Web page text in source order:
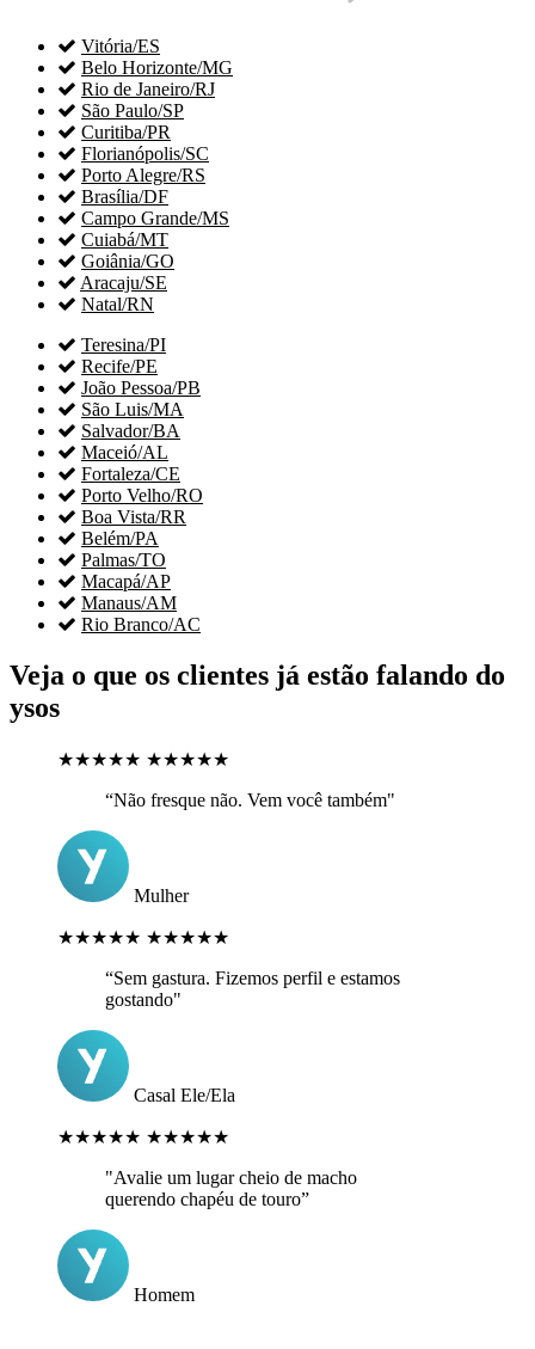
 Vitória/ES
 Belo Horizonte/MG
 Rio de Janeiro/RJ
 São Paulo/SP
 Curitiba/PR
 Florianópolis/SC
 Porto Alegre/RS
 Brasília/DF
 Campo Grande/MS
 Cuiabá/MT
 Goiânia/GO
 Aracaju/SE
 Natal/RN
 Teresina/PI
 Recife/PE
 João Pessoa/PB
 São Luis/MA
 Salvador/BA
 Maceió/AL
 Fortaleza/CE
 Porto Velho/RO
 Boa Vista/RR
 Belém/PA
 Palmas/TO
 Macapá/AP
 Manaus/AM
 Rio Branco/AC
Veja o que os clientes já estão falando do
ysos
★★★★★ ★★★★★
“Não fresque não. Vem você também"
Mulher
★★★★★ ★★★★★
“Sem gastura. Fizemos perfil e estamos
gostando"
Casal Ele/Ela
★★★★★ ★★★★★
"Avalie um lugar cheio de macho
querendo chapéu de touro”
Homem